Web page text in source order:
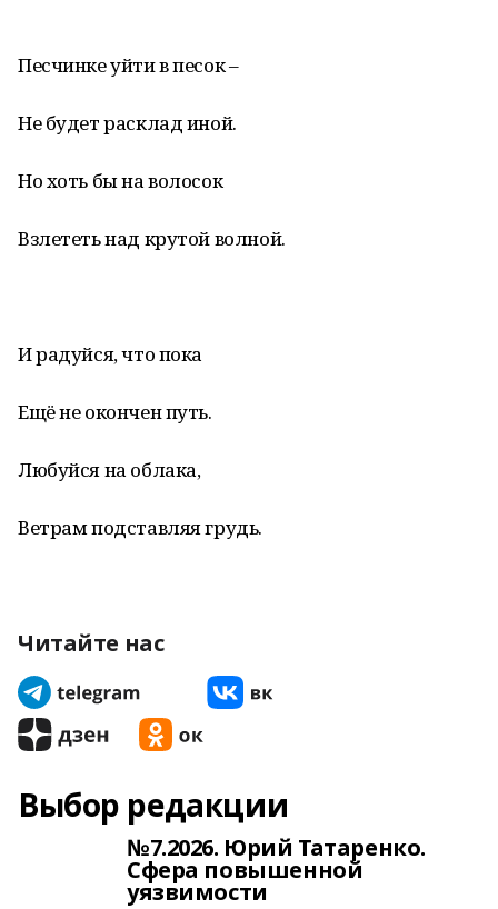
Песчинке уйти в песок –
Не будет расклад иной.
Но хоть бы на волосок
Взлететь над крутой волной.
И радуйся, что пока
Ещё не окончен путь.
Любуйся на облака,
Ветрам подставляя грудь.
Читайте нас
Выбор редакции
№7.2026. Юрий Татаренко.
Сфера повышенной
уязвимости